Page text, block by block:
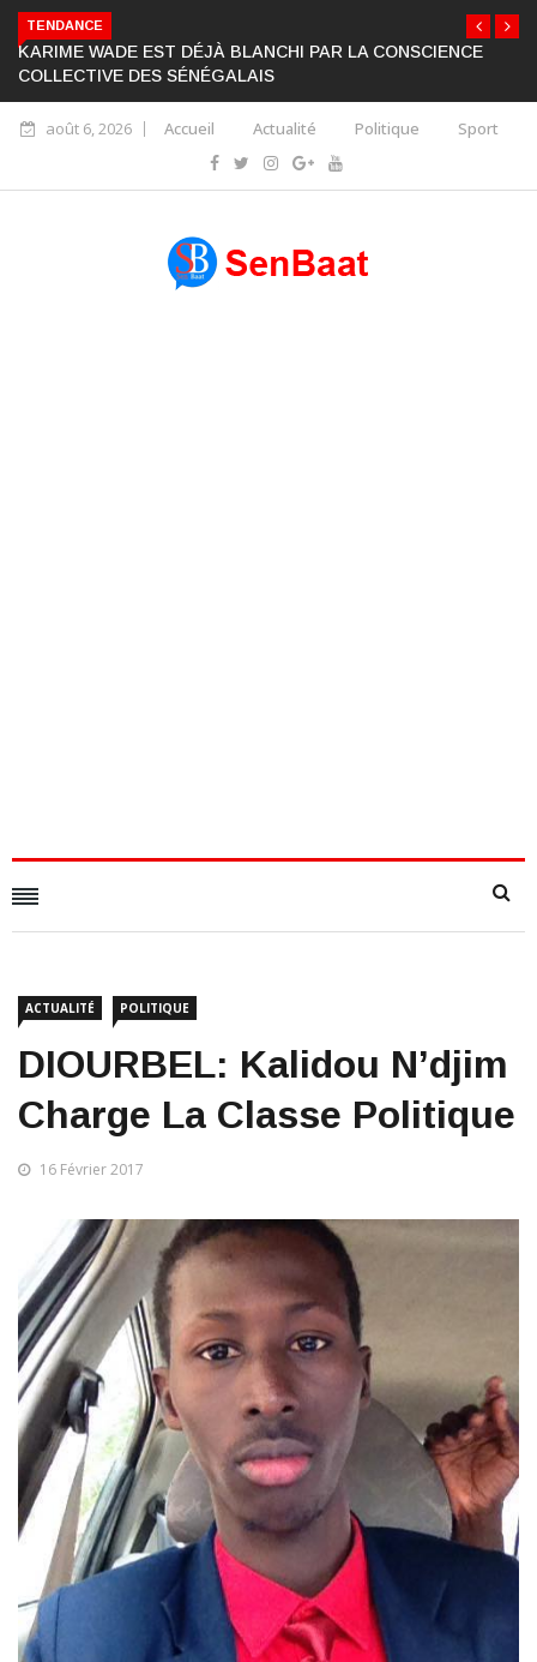
TENDANCE
KARIME WADE EST DÉJÀ BLANCHI PAR LA CONSCIENCE
COLLECTIVE DES SÉNÉGALAIS
août 6, 2026 Accueil Actualité Politique Sport
ACTUALITÉ POLITIQUE
DIOURBEL: Kalidou N’djim
Charge La Classe Politique
16 Février 2017